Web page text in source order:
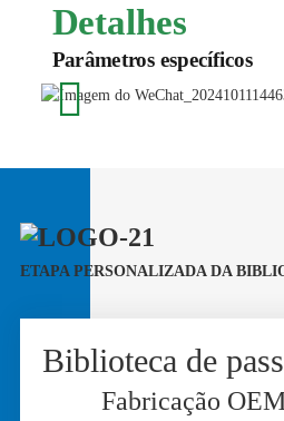
Detalhes
Parâmetros específicos
ETAPA PERSONALIZADA DA
Biblioteca de
Fabricação